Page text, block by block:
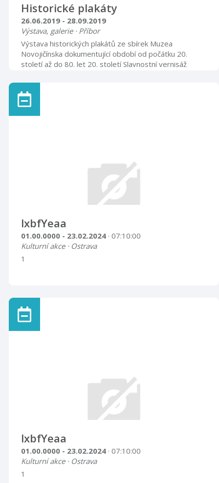
Historické plakáty
26.06.2019 - 28.09.2019
Výstava, galerie · Příbor
Výstava historických plakátů ze sbírek Muzea
Novojičínska dokumentující období od počátku 20.
století až do 80. let 20. století Slavnostní vernisáž
17.00 hod. Velký výstavní sál 26. 6. – 28. 9. 2019
lxbfYeaa
01.00.0000 - 23.02.2024 · 07:10:00
Kulturní akce · Ostrava
1
lxbfYeaa
01.00.0000 - 23.02.2024 · 07:10:00
Kulturní akce · Ostrava
1